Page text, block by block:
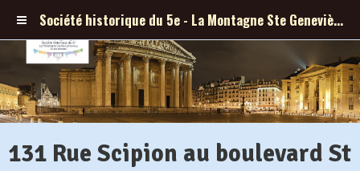
Société historique du 5e - La Montagne Ste Geneviève et ses abords
131 Rue Scipion au boulevard St